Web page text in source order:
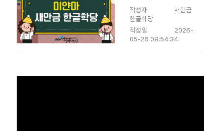
작성자
새만금
한글학당
작성일
2026-
05-26 09:54:34